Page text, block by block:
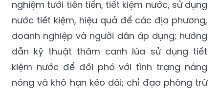
kinh tế khác.
Tăng cường hướng dẫn, phổ biến, kinh
nghiệm tưới tiên tiến, tiết kiệm nước, sử dụng
nước tiết kiệm, hiệu quả để các địa phương,
doanh nghiệp và người dân áp dụng; hướng
dẫn kỹ thuật thâm canh lúa sử dụng tiết